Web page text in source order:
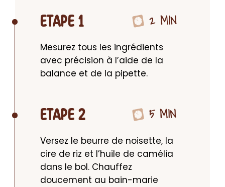
ETAPE 1 2 MIN
Mesurez tous les ingrédients
avec précision à l’aide de la
balance et de la pipette.
ETAPE 2 5 MIN
Versez le beurre de noisette, la
cire de riz et l’huile de camélia
dans le bol. Chauffez
doucement au bain-marie